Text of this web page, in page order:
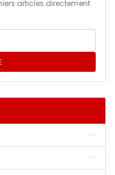
articles directement